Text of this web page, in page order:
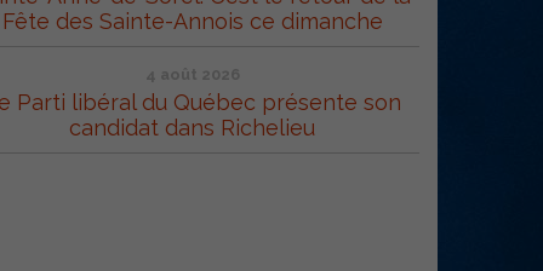
Fête des Sainte-Annois ce dimanche
4 août 2026
Parti libéral du Québec présente son
candidat dans Richelieu